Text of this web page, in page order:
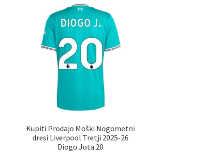
lahko
izberete
strani
Kupiti Prodajo Moški Nogometni
dresi Liverpool Tretji 2025-26
Diogo Jota 20